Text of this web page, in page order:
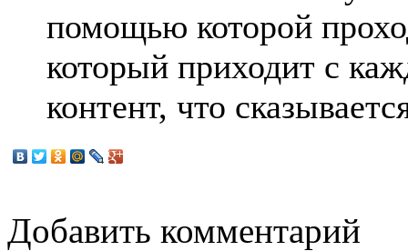
помощью которой
который приходит с
контент, что
Добавить комментарий